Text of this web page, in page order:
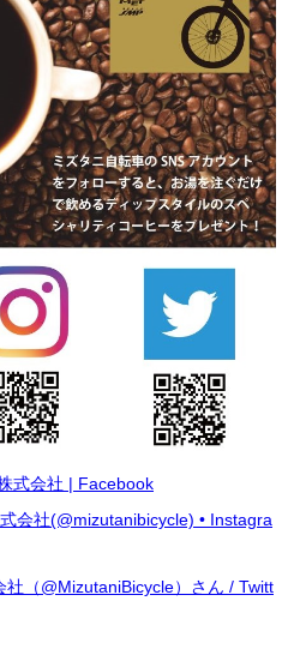
式会社 | Facebook
会社(@mizutanibicycle) • Instagra
社（@MizutaniBicycle）さん / Twitt